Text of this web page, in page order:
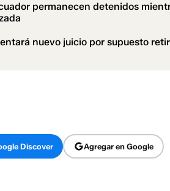
permanecen detenidos
nuevo juicio por supuesto
Discover Agregar en Google